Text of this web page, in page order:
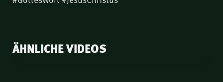
ÄHNLICHE VIDEOS